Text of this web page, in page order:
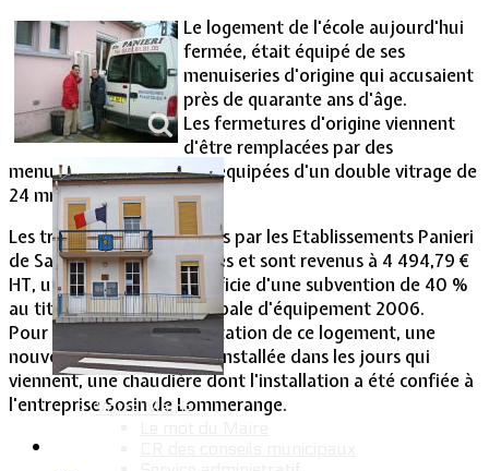
Vie Municipale
Votre Mairie
Le logement de l'école aujourd'hui
fermée, était équipé de ses
menuiseries d'origine qui accusaient
près de quarante ans d'âge.
Les fermetures d'origine viennent
d'être remplacées par des
menuiseries en PVC blanc équipées d'un double vitrage de
24 mm d'épaisseur.
Les travaux ont été assurés par les Etablissements Panieri
de Sainte Marie aux Chênes et sont revenus à 4 494,79 €
HT, une dépense qui bénéficie d'une subvention de 40 %
au titre de la dotation globale d'équipement 2006.
Pour compléter la réhabilitation de ce logement, une
nouvelle chaudière y sera installée dans les jours qui
viennent, une chaudière dont l'installation a été confiée à
l'entreprise Sosin de Lommerange.